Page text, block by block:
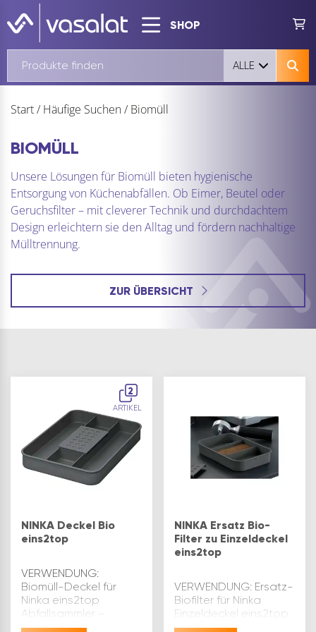
SHOP
ALLE
Start/ Häufige Suchen/ Biomüll
BIOMÜLL
Unsere Lösungen für Biomüll bieten hygienische
Entsorgung von Küchenabfällen. Ob Eimer, Beutel oder
Geruchsfilter – mit cleverer Technik und durchdachtem
Design erleichtern sie den Alltag und fördern nachhaltige
Mülltrennung.
ZUR ÜBERSICHT
2
ARTIKEL
NINKA Deckel Bio
eins2top
VERWENDUNG:
Biomüll-Deckel für
Ninka eins2top
Abfallsammler –
passend für Behälter
NINKA Ersatz Bio-
Filter zu Einzeldeckel
eins2top
VERWENDUNG: Ersatz-
Biofilter für Ninka
Einzeldeckel eins2top
– passend für